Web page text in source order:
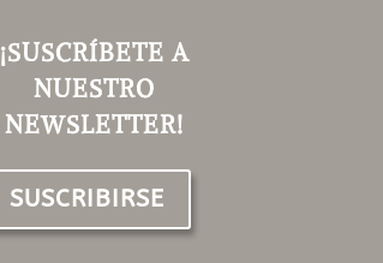
¡SUSCRÍBETE A
NUESTRO
NEWSLETTER!
SUSCRIBIRSE